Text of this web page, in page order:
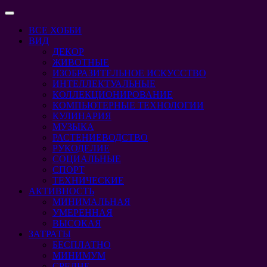
Перейти
содержимому
Перейти
содержимому
Кнопка
ОткрытьВСЕ ХОББИ
ВИД
ДЕКОР
ЖИВОТНЫЕ
ИЗОБРАЗИТЕЛЬНОЕ ИСКУССТВО
ИНТЕЛЛЕКТУАЛЬНЫЕ
КОЛЛЕКЦИОНИРОВАНИЕ
КОМПЬЮТЕРНЫЕ ТЕХНОЛОГИИ
КУЛИНАРИЯ
МУЗЫКА
РАСТЕНИЕВОДСТВО
РУКОДЕЛИЕ
СОЦИАЛЬНЫЕ
СПОРТ
ТЕХНИЧЕСКИЕ
АКТИВНОСТЬ
МИНИМАЛЬНАЯ
УМЕРЕННАЯ
ВЫСОКАЯ
ЗАТРАТЫ
БЕСПЛАТНО
МИНИМУМ